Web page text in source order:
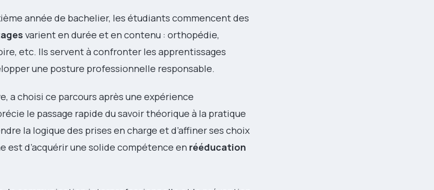
année de bachelier, les étudiants commencent des
varient en durée et en contenu : orthopédie,
etc. Ils servent à confronter les apprentissages
une posture professionnelle responsable.
a choisi ce parcours après une expérience
le passage rapide du savoir théorique à la pratique
la logique des prises en charge et d’affiner ses choix
d’acquérir une solide compétence en rééducation